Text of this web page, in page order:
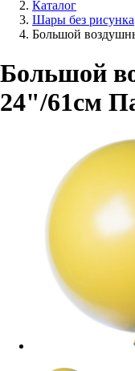
Каталог
Шары без рисунка
Большой
Большой
24"/61см